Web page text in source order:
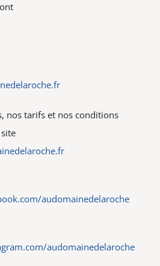
nos tarifs et nos conditions
audomainedelaroche
audomainedelaroche